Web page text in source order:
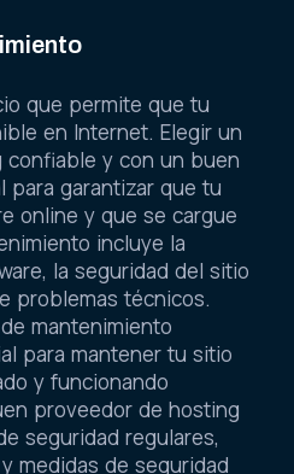
que permite que tu
en Internet. Elegir un
y con un buen
para garantizar que tu
online y que se cargue
incluye la
la seguridad del sitio
problemas técnicos.
mantenimiento
para mantener tu sitio
y funcionando
proveedor de hosting
seguridad regulares,
medidas de seguridad